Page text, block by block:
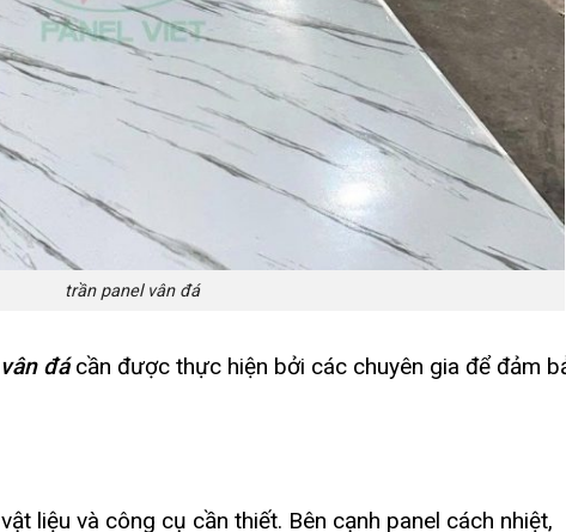
trần panel vân đá
đácần được thực hiện bởi các chuyên gia để đảm
liệu và công cụ cần thiết. Bên cạnh panel cách nhiệt,